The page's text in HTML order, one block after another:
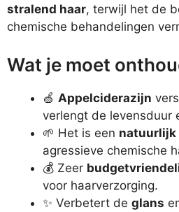
stralend haar, terwijl het de
chemische behandelingen
Wat je moet
🍏 Appelciderazijn
verlengt de levensduur
🌱 Het is een
agressieve chemische
💰 Zeer
voor haarverzorging.
✨ Verbetert de glans